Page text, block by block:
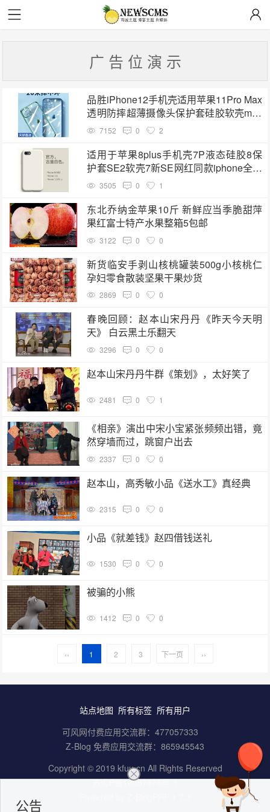
广 告 位 演 示
品胜iPhone12手机壳适用苹果11Pro Max
透明防摔超薄摄像头保护套硅胶软壳mini
外壳镜头全包男潮网红por新款女
7152 0 2
适用于苹果8plus手机壳7P液态硅胶8保
护套SE2软壳7新SE网红同款iphone全包
防摔七保护壳八潮牌9抖音男简约女
3505 0 1
东北乔纳金苹果10斤 新鲜应当季脆甜萍
果红富士特产水果整箱5包邮
3122 0 0
新货临安手剥山核桃罐装500g小核桃仁
孕妇零食散装坚果干果炒货
2869 0 0
春晚回顾：赵本山宋丹丹《昨天今天明
天》 白云黑土乐翻天
3296 0 0
赵本山宋丹丹牛群《策划》，太好笑了
2481 0 1
《相亲》演出中宋小宝紧张频频出错，竟
然穿墙而过，跳窗户出去
2337 0 0
赵本山，高秀敏小品《送水工》真经典
2315 0 0
小品《就差钱》赵四借钱送礼
1530 0 0
被骗的小熊
1412 0 0
‹‹ 1 2 3 下一页 ››
站点地图 所有标签 所有用户
可风网付费应用交流群： 477057333
Z-Blog 免费应用交流群： 865945543
Copyright © 2019 kfuu.cn All Rights Reserved
苏ICP备16057876号-1
公告